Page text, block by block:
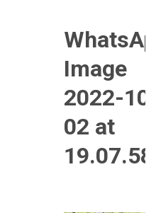
WhatsApp
Image
2022-10-
02 at
19.07.58